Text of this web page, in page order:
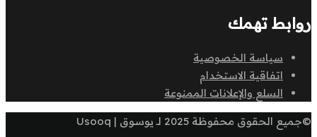
روابط تهمك
سياسة الخصوصية
اتفاقية الاستخدام
السلع والإعلانات الممنوعة
©جميع الحقوق محفوظة 2025 لـ يوسوق | Usooq